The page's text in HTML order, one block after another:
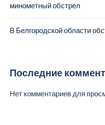
минометный обстрел
В Белгородской области
Последние
Нет комментариев для